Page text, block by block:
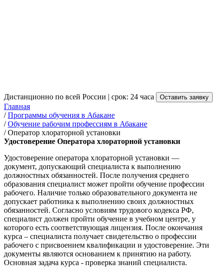
Дистанционно по всей России | срок: 24 часа Оставить заявку
Главная
/Программы обучения в Абакане
/Обучение рабочим профессиям в Абакане
/Оператор хлораторной установки
Удостоверение Оператора хлораторной установки
Удостоверение оператора хлораторной установки —
документ, допускающий специалиста к выполнению
должностных обязанностей. После получения среднего
образования специалист может пройти обучение профессии
рабочего. Наличие только образовательного документа не
допускает работника к выполнению своих должностных
обязанностей. Согласно условиям трудового кодекса РФ,
специалист должен пройти обучение в учебном центре, у
которого есть соответствующая лицензия. После окончания
курса – специалиста получает свидетельство о профессии
рабочего с присвоением квалификации и удостоверение. Эти
документы являются основанием к принятию на работу.
Основная задача курса - проверка знаний специалиста.